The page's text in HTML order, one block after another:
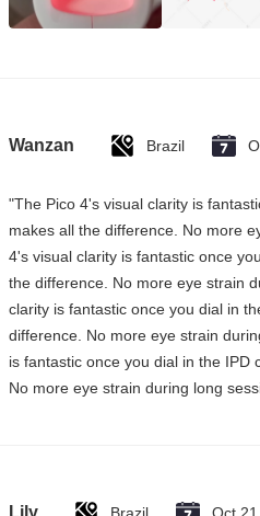
Wanzan Brazil
"The Pico 4's visual clarity is
makes all the difference. No more
4's visual clarity is fantastic once
the difference. No more eye strain
clarity is fantastic once you dial in
difference. No more eye strain
is fantastic once you dial in the IPD
No more eye strain during long
Lily